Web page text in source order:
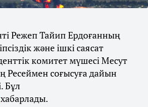
Режеп Тайип Ердоғанның
және ішкі саясат
комитет мүшесі Месут
Ресеймен соғысуға дайын
Бұл
хабарлады.